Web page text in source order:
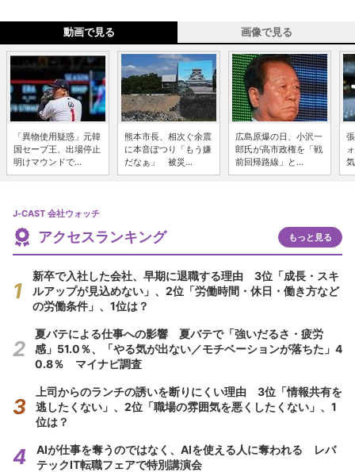
動画で見る 画像で見る
「異物使用疑惑」元韓
国セーブ王、出場停止
明けマウンドで...
熊本市長、相次ぐ余震
に本音ぽつり「もう嫌
だなぁ」 被災...
広島原爆の日、小沢一
郎氏が高市政権を「戦
前回帰路線」と...
J-CAST 会社ウォッチ
アクセスランキング もっと見る
新卒で入社した会社、早期に退職する理由 3位「成長・スキ
ルアップが見込めない」、2位「労働時間・休日・働き方など
の労働条件」、1位は？
夏バテによる仕事への影響 夏バテで「強いだるさ・疲労
感」51.0％、「やる気が出ない／モチベーションが落ちた」4
0.8％ マイナビ調査
上司からのランチの誘いを断りにくい理由 3位「情報共有を
逃したくない」、2位「職場の雰囲気を悪くしたくない」、1
位は？
AIが仕事を奪うのではなく、AIを使える人に奪われる レバ
テックIT転職フェアで特別講演会